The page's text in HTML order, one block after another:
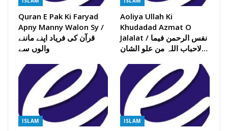
Quran E Pak Ki Faryad
Apny Manny Walon Sy /
قرآن کی فریاد اپنے ماننے
والوں سے
Aoliya Ullah Ki
Khudadad Azmat O
Jalalat / نفس الرحمن فیما
لاحباب اللہ من علو الشان…
ISLAM ISLAM